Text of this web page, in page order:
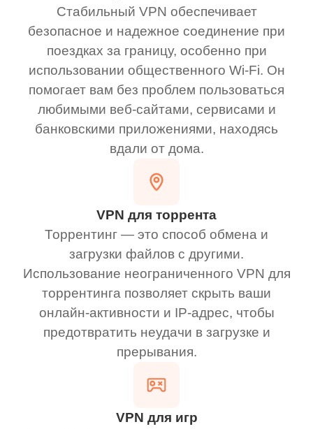
Стабильный VPN обеспечивает
безопасное и надежное соединение при
поездках за границу, особенно при
использовании общественного Wi-Fi. Он
помогает вам без проблем пользоваться
любимыми веб-сайтами, сервисами и
банковскими приложениями, находясь
вдали от дома.
VPN для торрента
Торрентинг — это способ обмена и
загрузки файлов с другими.
Использование неограниченного VPN для
торрентинга позволяет скрыть ваши
онлайн-активности и IP-адрес, чтобы
предотвратить неудачи в загрузке и
прерывания.
VPN для игр